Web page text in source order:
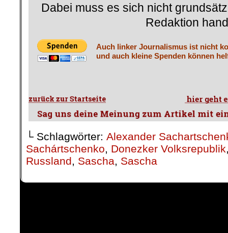
Dabei muss es sich nicht
Redaktion
Auch linker Journalismus ist nicht
und auch kleine Spenden können
└ Schlagwörter: Alexander
Sachártschenko, Donezker Volksrepublik
Russland, Sascha, Sascha